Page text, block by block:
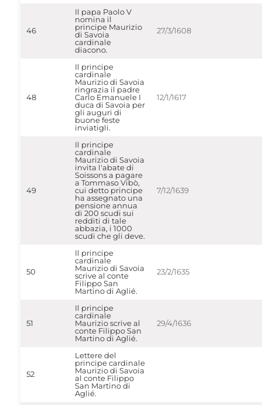
46
Il papa Paolo V
nomina il
principe Maurizio
di Savoia
cardinale
diacono.
27/3/1608
48
Il principe
cardinale
Maurizio di Savoia
ringrazia il padre
Carlo Emanuele I
duca di Savoia per
gli auguri di
buone feste
inviatigli.
12/1/1617
49
Il principe
cardinale
Maurizio di Savoia
invita l'abate di
Soissons a pagare
a Tommaso Vibò,
cui detto principe
ha assegnato una
pensione annua
di 200 scudi sui
redditi di tale
abbazia, i 1000
scudi che gli deve.
7/12/1639
50
Il principe
cardinale
Maurizio di Savoia
scrive al conte
Filippo San
Martino di Aglié.
23/2/1635
51
Il principe
cardinale
Maurizio scrive al
conte Filippo San
Martino di Aglié.
29/4/1636
52
Lettere del
principe cardinale
Maurizio di Savoia
al conte Filippo
San Martino di
Aglié.